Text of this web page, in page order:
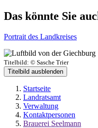
Das könnte Sie
Portrait des Landkreises
Titelbild: © Sasche Trier
Titelbild ausblenden
Startseite
Landratsamt
Verwaltung
Kontaktpersonen
Brauerei Seelmann